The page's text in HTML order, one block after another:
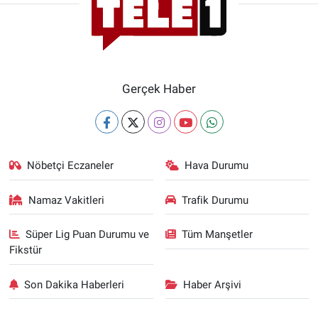
Gerçek Haber
Nöbetçi Eczaneler Hava Durumu
Namaz Vakitleri Trafik Durumu
Süper Lig Puan Durumu ve
Fikstür
Tüm Manşetler
Son Dakika Haberleri Haber Arşivi